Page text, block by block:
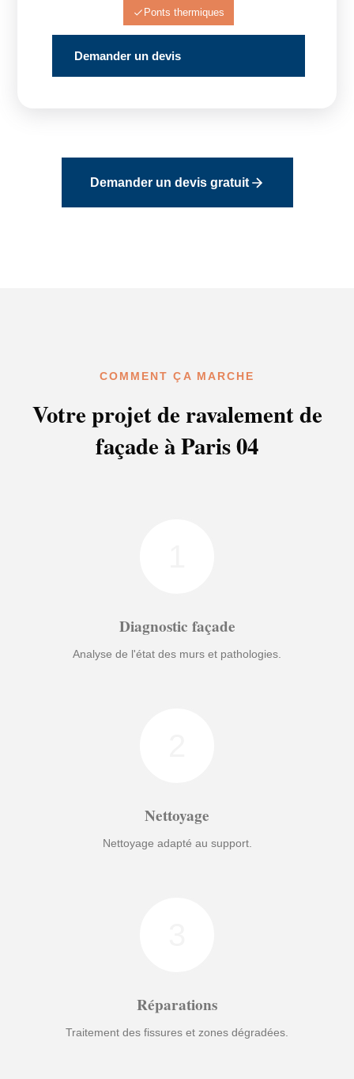
Ponts thermiques
Demander un devis
Demander un devis gratuit
COMMENT ÇA MARCHE
Votre projet de ravalement de
façade à Paris 04
Diagnostic façade
Analyse de l'état des murs et pathologies.
Nettoyage
Nettoyage adapté au support.
Réparations
Traitement des fissures et zones dégradées.